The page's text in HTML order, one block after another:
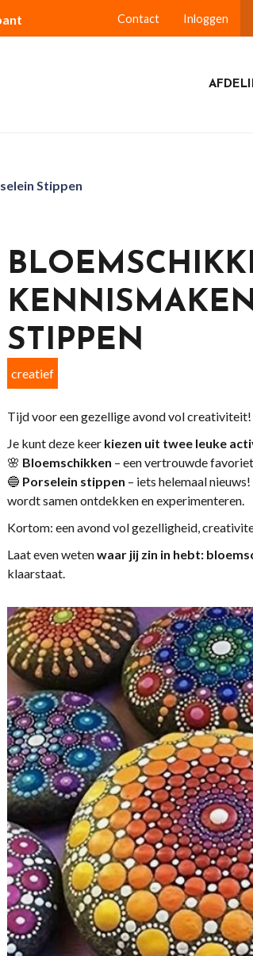
Contact Inloggen
Stippen
STIPPEN
creatief
Tijd voor een gezellige avond vol creativiteit!
Je kunt deze keer kiezen uit twee leuke
🌸 Bloemschikken – een vertrouwde
🔵 Porselein stippen – iets helemaal
wordt samen ontdekken en experimenteren.
Kortom: een avond vol gezelligheid,
Laat even wetenwaar jij zin in hebt:
klaarstaat.